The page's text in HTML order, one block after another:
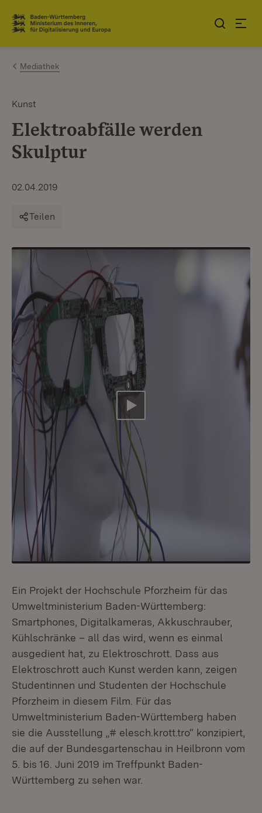
Zum Inhalt springen
Link zur Startseite
Mediathek
Kunst
Elektroabfälle werden
Skulptur
02.04.2019
Teilen
Video abspielen
Ein Projekt der Hochschule Pforzheim für das
Umweltministerium Baden-Württemberg:
Smartphones, Digitalkameras, Akkuschrauber,
Kühlschränke – all das wird, wenn es einmal
ausgedient hat, zu Elektroschrott. Dass aus
Elektroschrott auch Kunst werden kann, zeigen
Studentinnen und Studenten der Hochschule
Pforzheim in diesem Film. Für das
Umweltministerium Baden-Württemberg haben
sie die Ausstellung „# elesch.krott.tro“ konzipiert,
die auf der Bundesgartenschau in Heilbronn vom
5. bis 16. Juni 2019 im Treffpunkt Baden-
Württemberg zu sehen war.